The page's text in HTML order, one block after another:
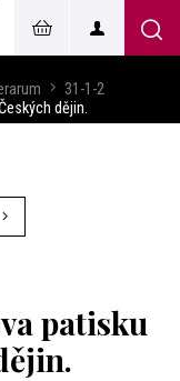
31-1-2
dějin.
patisku